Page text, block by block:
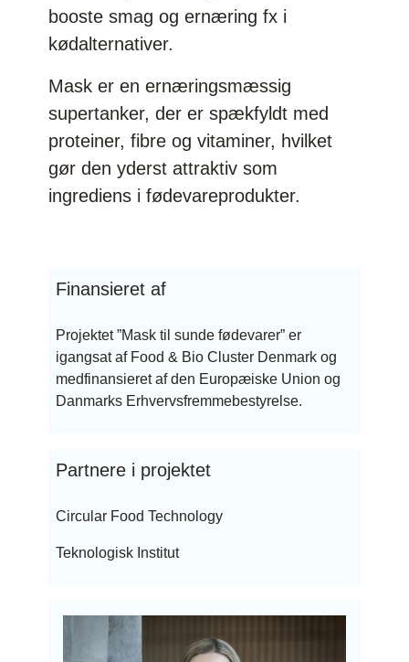
booste smag og ernæring fx i
kødalternativer.
Mask er en ernæringsmæssig
supertanker, der er spækfyldt med
proteiner, fibre og vitaminer, hvilket
gør den yderst attraktiv som
ingrediens i fødevareprodukter.
Finansieret af
Projektet ”Mask til sunde fødevarer” er
igangsat af Food & Bio Cluster Denmark og
medfinansieret af den Europæiske Union og
Danmarks Erhvervsfremmebestyrelse.
Partnere i projektet
Circular Food Technology
Teknologisk Institut